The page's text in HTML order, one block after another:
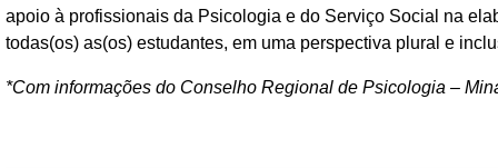
apoio à profissionais da Psicologia e do Serviço Social na
todas(os) as(os) estudantes, em uma perspectiva plural e
*Com informações do Conselho Regional de Psicologia –